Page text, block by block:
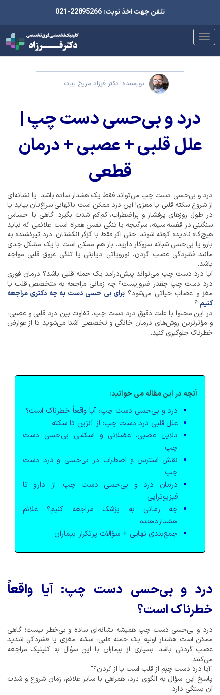
تلفن جهت اخذ نوبت: 22895266-021
نویسنده: دکتر فرزاد مریخ بیات
درد و بی‌حسی دست چپ |
علل قلبی + عصبی + درمان
قطعی
درد و بی‌حسی دست چپ می‌تواند فقط یک هشدار ساده باشد. یا نشانه‌ای
از شروع سکته قلبی یا مغزی! این درد ممکن است ناگهانی سراغ‌تان بیاید یا
در طول روزهای پرفشار و پراضطراب، کم‌کم شدت بگیرد. گاهی با احساس
سنگینی در قفسه سینه، سرگیجه یا تنگی نفس همراه است؛ علائمی که نباید
هیچ‌گاه نادیده گرفته شوند. حتی اگر فقط با گزگز انگشتان، درد تیرکشنده به
بازو یا بی‌حسی شبانه سروکار دارید، باز هم ممکن است با یک مشکل جدی
مانند فشردگی عصب گردن، نوروپاتی دیابتی یا تنگی عروق قلبی مواجه
باشد.
آیا درد دست چپ می‌تواند پیش‌درآمد یک حمله قلبی باشد؟ درمان فوری
درد دست چپ چقدر ضروریست؟ چه زمانی مراجعه به متخصص قلب یا
مغز و اعصاب حیاتی می‌شود؟ برای بی حسی دست به چه دکتری مراجعه
کنیم ؟
در این محتوا با علت دقیق درد دست چپ، تفاوت بین درد قلبی و عصبی،
و مؤثرترین روش‌های درمان خانگی و تخصصی آشنا می‌شوید تا از عوارض
خطرناک جلوگیری کنید.
آنچه در این مقاله می خوانید:
درد و بی‌حسی دست چپ: آیا واقعاً خطرناک است؟
علل قلبی درد دست چپ: از آنژین تا سکته
دلایل عصبی، عضلانی و اسکلتی بی‌حسی دست
چپ
نقش استرس و اضطراب در بی‌حسی و درد دست
چپ
درمان درد و بی‌حسی دست چپ: از دارو تا
فیزیوتراپی
چه زمانی به پزشک مراجعه کنیم؟ علائم
هشداردهنده
جمع‌بندی نهایی + سؤالات پرتکرار بیماران
درد و بی‌حسی دست چپ: آیا واقعاً
خطرناک است؟
درد و بی‌حسی دست چپ همیشه نشانه‌ای ساده و بی‌خطر نیست؛ گاهی
ممکن است هشدار اولیه یک حمله قلبی، سکته مغزی یا فشردگی شدید
عصب گردنی باشد. بسیاری از بیماران با این سؤال به کلینیک مراجعه
می‌کنند:
"آیا درد دست چپم از قلب است یا از گردن؟"
پاسخ این سؤال به الگوی درد، همراهی با سایر علائم، زمان شروع و شدت
آن بستگی دارد.